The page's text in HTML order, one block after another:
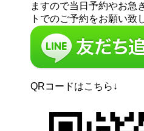
ますので当日予約やお急
トでのご予約をお願い致
QRコードはこちら↓